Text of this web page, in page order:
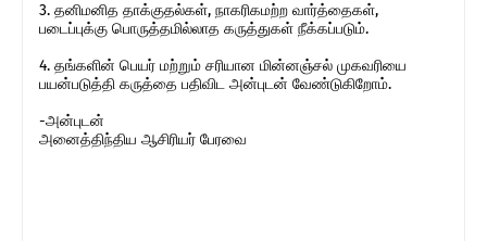
3. தனிமனித தாக்குதல்கள், நாகரிகமற்ற வார்த்தைகள்,
படைப்புக்கு பொருத்தமில்லாத கருத்துகள் நீக்கப்படும்.
4. தங்களின் பெயர் மற்றும் சரியான மின்னஞ்சல் முகவரியை
பயன்படுத்தி கருத்தை பதிவிட அன்புடன் வேண்டுகிறோம்.
-அன்புடன்
அனைத்திந்திய ஆசிரியர் பேரவை